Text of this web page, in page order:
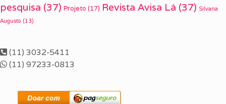
pesquisa (37) Projeto (17) Revista Avisa Lá (37) Silvana
Augusto (13)
(11) 3032-5411
(11) 97233-0813